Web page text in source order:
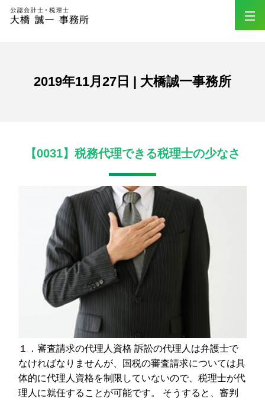
2019年11月27日 | 大橋誠一事務所
【0031】税務代理できる税理士の少なさ
１．審査請求の代理人資格 訴訟の代理人は弁護士で
なければなりませんが、国税の審査請求については具
体的に代理人資格を制限していないので、税理士が代
理人に就任することが可能です。 そうすると、審判